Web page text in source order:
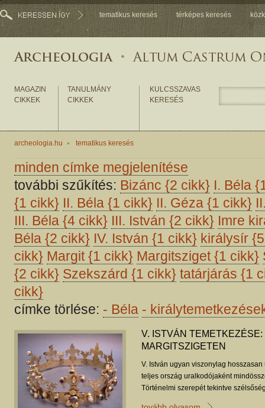
tematikus keresés térképes keresés
MAGAZIN
CIKKEK
TANULMÁNY
CIKKEK
KULCSSZAVAS
KERESÉS
archeologia.hu tematikus keresés
minden címke megjelenítése
további szűkítés: Bizánc {2 cikk} I. Béla
{1 cikk} II. Béla {1 cikk} II. Géza {1 cikk}
III. Béla {4 cikk} III. István {2 cikk} Imre
Béla {2 cikk} IV. István {1 cikk} királysír
cikk} Margit{1 cikk} Margitsziget{1 cikk}
{2 cikk} Szekszárd {1 cikk} tatárjárás {1
cikk}
címke törlése: - Béla -
V. ISTVÁN TEMETKEZÉSE:
MARGITSZIGETEN
V. István ugyan viszonylag
teljes ország uralkodójaként
Történelmi szerepét tekintve